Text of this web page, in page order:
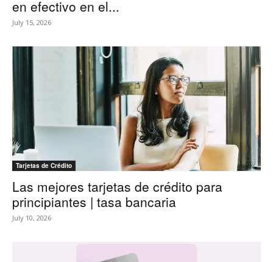
en efectivo en el...
July 15, 2026
Tarjetas de Crédito
Las mejores tarjetas de crédito para
principiantes | tasa bancaria
July 10, 2026